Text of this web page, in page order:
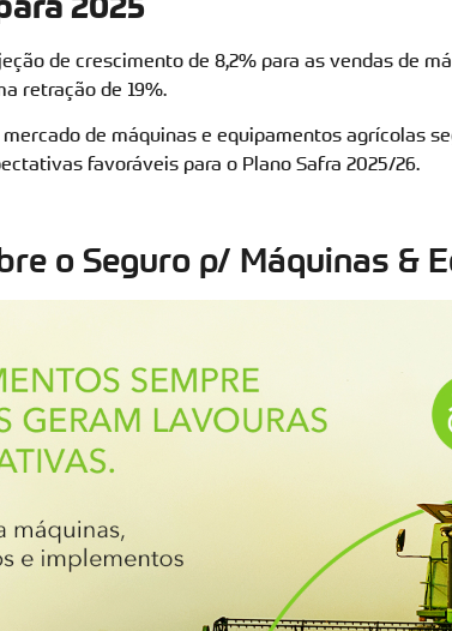
de crescimento de 8,2% para as vendas de
retração de 19%.
de máquinas e equipamentos agrícolas
favoráveis para o Plano Safra 2025/26.
o Seguro p/ Máquinas &